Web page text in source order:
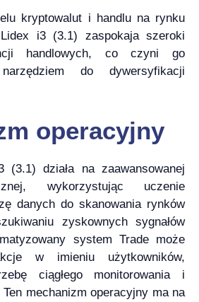
kryptowalut i handlu na rynku
i3 (3.1) zaspokaja szeroki
handlowych, co czyni go
do dywersyfikacji
operacyjny
(3.1) działa na zaawansowanej
wykorzystując uczenie
danych do skanowania rynków
zyskownych sygnałów
system Trade może
w imieniu użytkowników,
ciągłego monitorowania i
mechanizm operacyjny ma na